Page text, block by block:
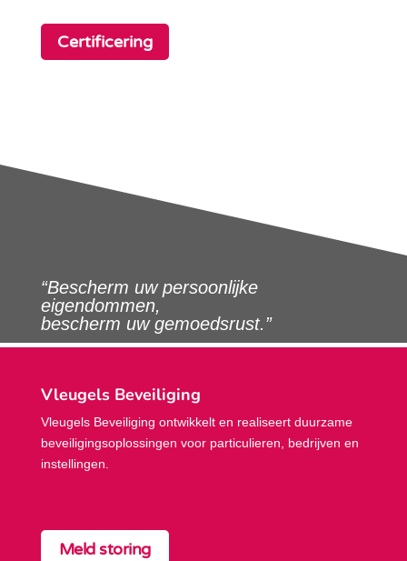
Certificering
“Bescherm uw persoonlijke
eigendommen,
bescherm uw gemoedsrust.”
Vleugels Beveiliging
Vleugels Beveiliging ontwikkelt en realiseert duurzame
beveiligings­oplossingen voor particulieren, bedrijven en
instellingen.
Meld storing